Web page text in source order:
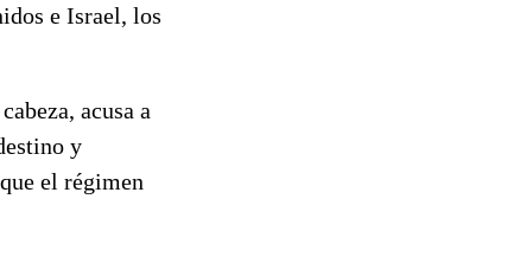
e Israel, los
acusa a
y
el régimen